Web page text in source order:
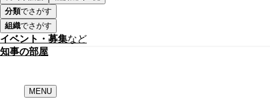
分類でさがす
組織でさがす
イベント・募集など
知事の部屋
MENU